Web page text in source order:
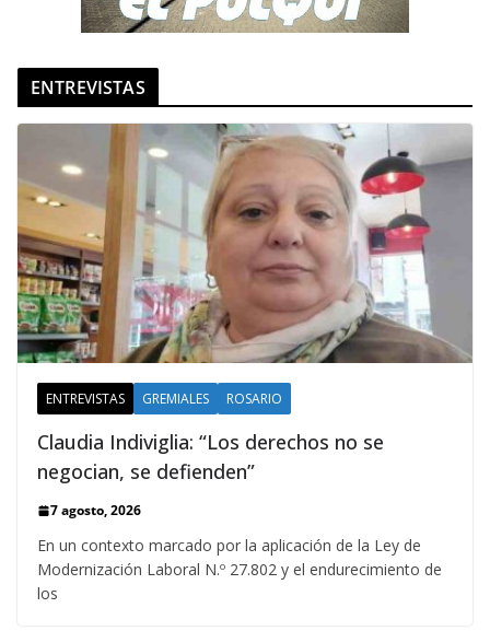
ENTREVISTAS
ENTREVISTAS GREMIALES ROSARIO
Claudia Indiviglia: “Los derechos no se
negocian, se defienden”
7 agosto, 2026
En un contexto marcado por la aplicación de la Ley de
Modernización Laboral N.º 27.802 y el endurecimiento de
los